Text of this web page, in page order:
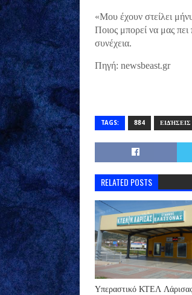
«Μου έχουν στείλει
Ποιος μπορεί να μας πει
συνέχεια.
Πηγή: newsbeast.gr
TAGS: 884 ΕΙΔΉΣΕΙΣ
RELATED POSTS
Υπεραστικό ΚΤΕΛ